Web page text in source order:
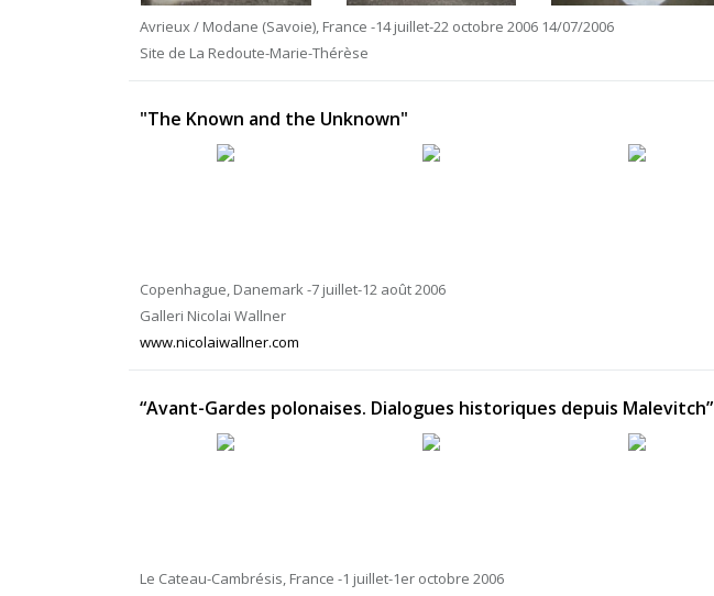
Avrieux / Modane (Savoie), France -14 juillet-22 octobre 2006 14/07/2006
Site de La Redoute-Marie-Thérèse
"The Known and the Unknown"
Copenhague, Danemark -7 juillet-12 août 2006
Galleri Nicolai Wallner
www.nicolaiwallner.com
“Avant-Gardes polonaises. Dialogues historiques depuis Malevitch”
Le Cateau-Cambrésis, France -1 juillet-1er octobre 2006